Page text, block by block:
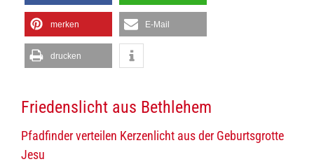
merken E-Mail
drucken
Friedenslicht aus Bethlehem
Pfadfinder verteilen Kerzenlicht aus der Geburtsgrotte
Jesu